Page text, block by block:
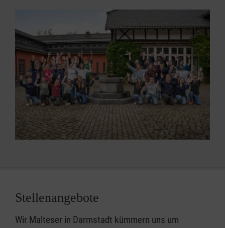
Stellenangebote
Wir Malteser in Darmstadt kümmern uns um